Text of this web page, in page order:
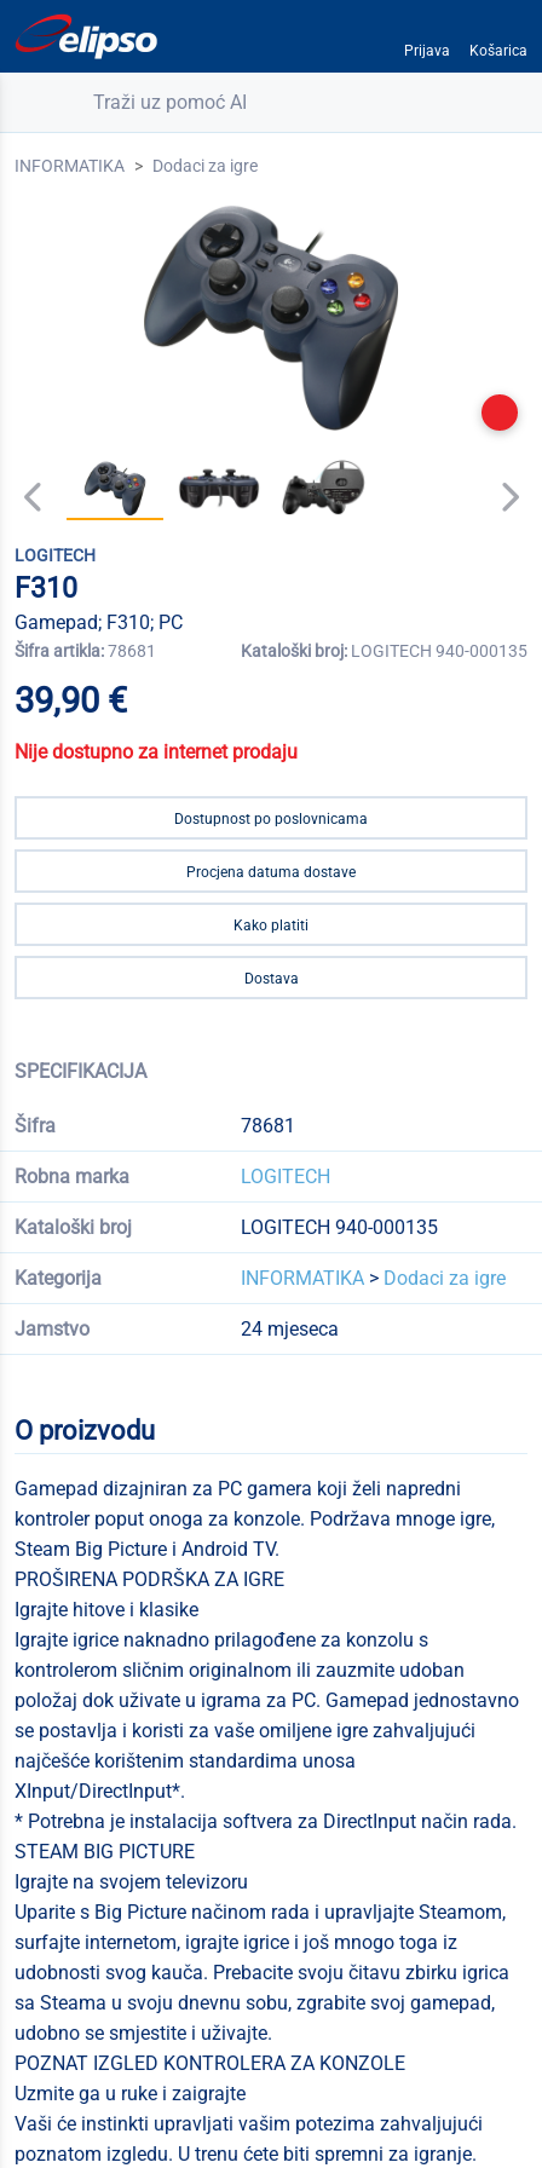
Prijava Košarica
Traži uz pomoć AI
INFORMATIKA Dodaci za igre
LOGITECH
F310
Gamepad; F310; PC
Šifra artikla:78681 Kataloški broj: LOGITECH 940-000135
39,90 €
Nije dostupno za internet prodaju
Dostupnost po poslovnicama
Procjena datuma dostave
Kako platiti
Dostava
SPECIFIKACIJA
Šifra 78681
Robna marka LOGITECH
Kataloški broj LOGITECH 940-000135
Kategorija INFORMATIKA> Dodaci za igre
Jamstvo 24 mjeseca
O proizvodu
Gamepad dizajniran za PC gamera koji želi napredni
kontroler poput onoga za konzole. Podržava mnoge igre,
Steam Big Picture i Android TV.
PROŠIRENA PODRŠKA ZA IGRE
Igrajte hitove i klasike
Igrajte igrice naknadno prilagođene za konzolu s
kontrolerom sličnim originalnom ili zauzmite udoban
položaj dok uživate u igrama za PC. Gamepad jednostavno
se postavlja i koristi za vaše omiljene igre zahvaljujući
najčešće korištenim standardima unosa
XInput/DirectInput*.
* Potrebna je instalacija softvera za DirectInput način rada.
STEAM BIG PICTURE
Igrajte na svojem televizoru
Uparite s Big Picture načinom rada i upravljajte Steamom,
surfajte internetom, igrajte igrice i još mnogo toga iz
udobnosti svog kauča. Prebacite svoju čitavu zbirku igrica
sa Steama u svoju dnevnu sobu, zgrabite svoj gamepad,
udobno se smjestite i uživajte.
POZNAT IZGLED KONTROLERA ZA KONZOLE
Uzmite ga u ruke i zaigrajte
Vaši će instinkti upravljati vašim potezima zahvaljujući
poznatom izgledu. U trenu ćete biti spremni za igranje.